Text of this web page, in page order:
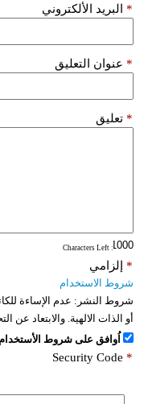
البريد الألكتروني *
عنوان التعليق *
تعليق *
: Characters Left
إلزامي *
شروط الاستخدام
شروط النشر: عدم الإساءة
أو الذات الالهية. والابتعاد
اُوافق على شروط الأستخدام
Security Code *